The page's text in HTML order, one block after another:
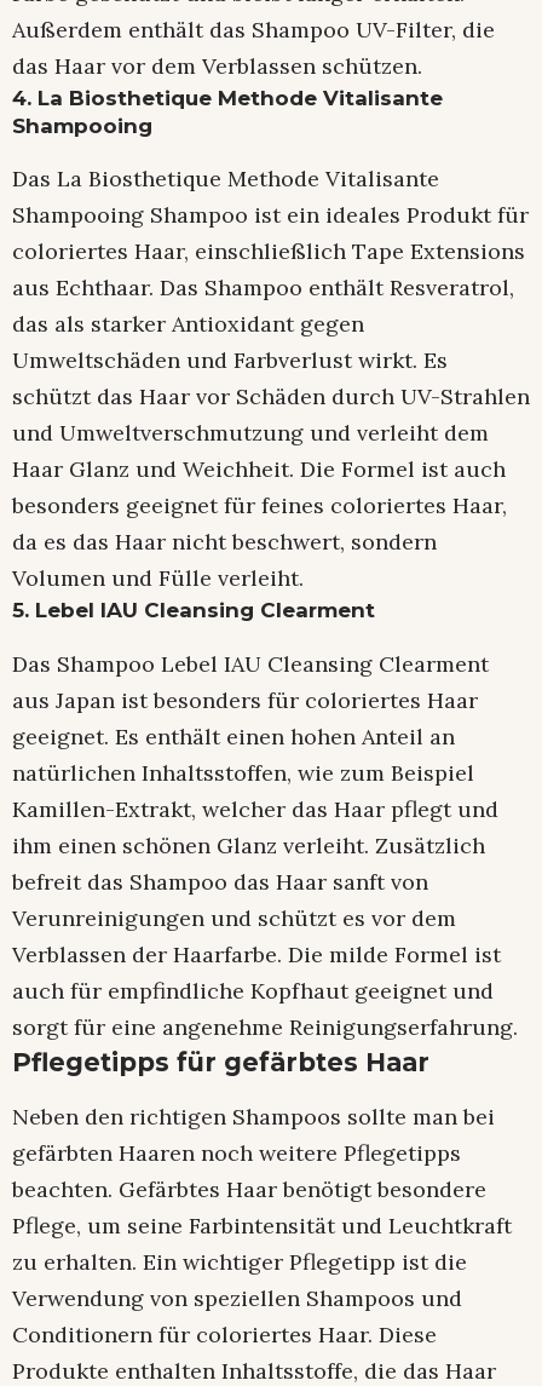
Außerdem enthält das Shampoo UV-Filter, die
das Haar vor dem Verblassen schützen.
4. La Biosthetique Methode Vitalisante
Shampooing
Das La Biosthetique Methode Vitalisante
Shampooing Shampoo ist ein ideales Produkt für
coloriertes Haar, einschließlich Tape Extensions
aus Echthaar. Das Shampoo enthält Resveratrol,
das als starker Antioxidant gegen
Umweltschäden und Farbverlust wirkt. Es
schützt das Haar vor Schäden durch UV-Strahlen
und Umweltverschmutzung und verleiht dem
Haar Glanz und Weichheit. Die Formel ist auch
besonders geeignet für feines coloriertes Haar,
da es das Haar nicht beschwert, sondern
Volumen und Fülle verleiht.
5. Lebel IAU Cleansing Clearment
Das Shampoo Lebel IAU Cleansing Clearment
aus Japan ist besonders für coloriertes Haar
geeignet. Es enthält einen hohen Anteil an
natürlichen Inhaltsstoffen, wie zum Beispiel
Kamillen-Extrakt, welcher das Haar pflegt und
ihm einen schönen Glanz verleiht. Zusätzlich
befreit das Shampoo das Haar sanft von
Verunreinigungen und schützt es vor dem
Verblassen der Haarfarbe. Die milde Formel ist
auch für empfindliche Kopfhaut geeignet und
sorgt für eine angenehme Reinigungserfahrung.
Pflegetipps für gefärbtes Haar
Neben den richtigen Shampoos sollte man bei
gefärbten Haaren noch weitere Pflegetipps
beachten. Gefärbtes Haar benötigt besondere
Pflege, um seine Farbintensität und Leuchtkraft
zu erhalten. Ein wichtiger Pflegetipp ist die
Verwendung von speziellen Shampoos und
Conditionern für coloriertes Haar. Diese
Produkte enthalten Inhaltsstoffe, die das Haar